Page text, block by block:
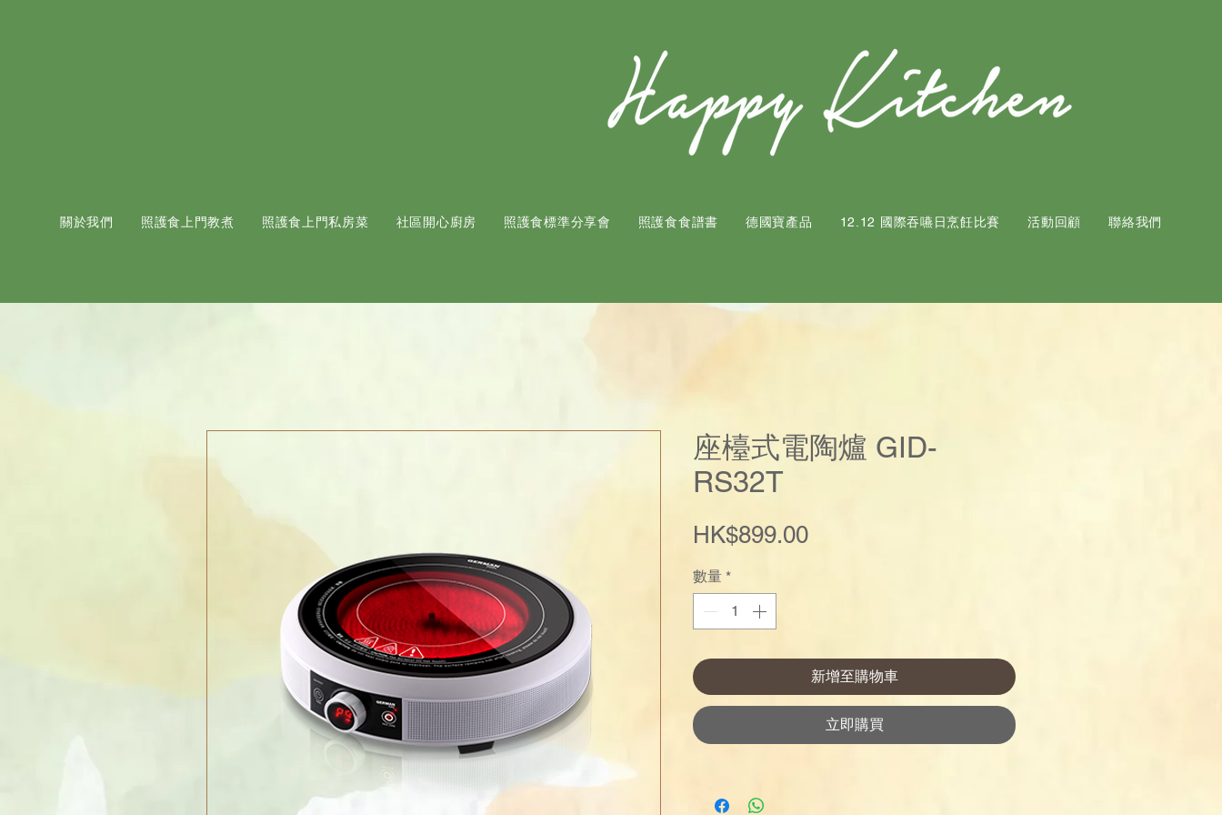
關於我們 照護食上門教煮 照護食上門私房菜 社區開心廚房 照護食標準分享會 照護食食譜書 ​德國寶產品 12.12 國際吞嚥日烹飪比賽 活動回顧 聯絡我們
座檯式電陶爐 GID-
RS32T
HK$899.00價
數量 *
新增至購物車
立即購買